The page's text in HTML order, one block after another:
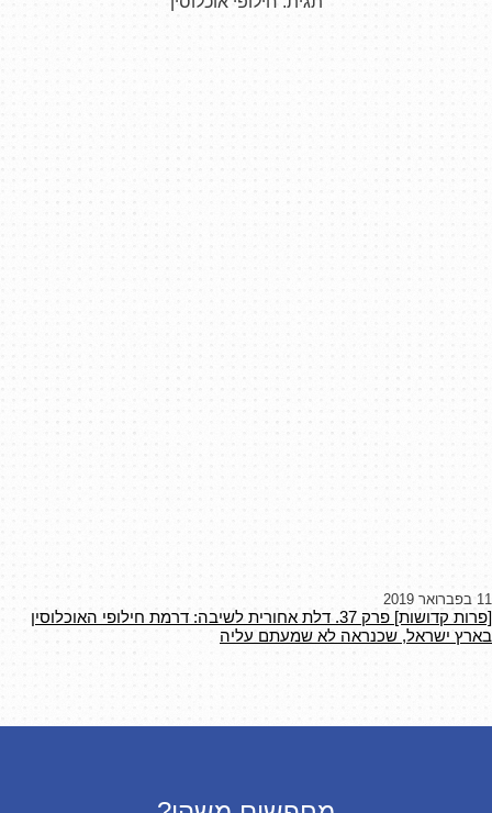
11 בפברואר 2019
[פרות קדושות] פרק 37. דלת אחורית לשיבה: דרמת חילופי האוכלוסין
בארץ ישראל, שכנראה לא שמעתם עליה